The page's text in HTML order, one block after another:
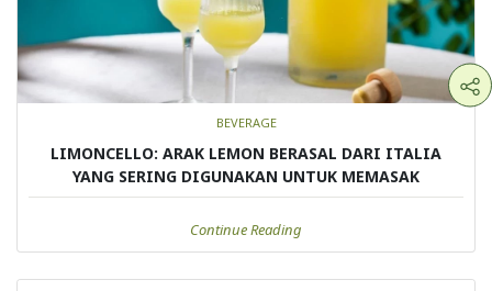
BEVERAGE
LIMONCELLO: ARAK LEMON BERASAL DARI ITALIA
YANG SERING DIGUNAKAN UNTUK MEMASAK
Continue Reading